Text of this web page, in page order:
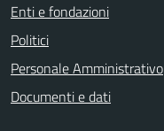
Enti e fondazioni
Politici
Personale Amministrativo
Documenti e dati